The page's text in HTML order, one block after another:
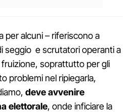
per alcuni – riferiscono a
seggio e scrutatori operanti a
fruizione, soprattutto per gli
problemi nel ripiegarla,
deve avvenire
elettorale, onde inficiare la